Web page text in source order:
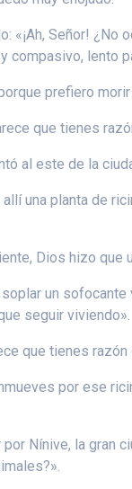
«¡Ah, Señor!
compasivo, lento
prefiero
que tienes
al este de la
una planta de
Dios hizo que
un
seguir viviendo».
que tienes
por ese
Nínive, la gran